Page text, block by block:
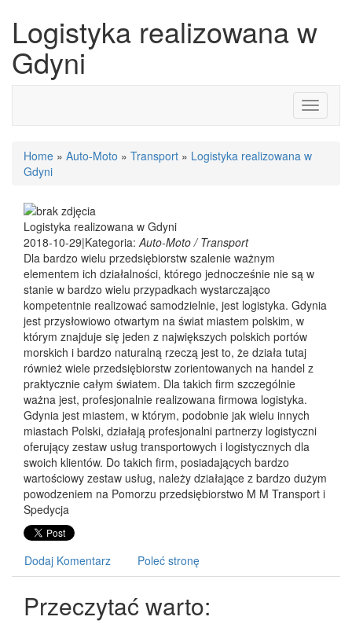
Logistyka realizowana w
Gdyni
Toggle
Home » Auto-Moto » Transport » Logistyka realizowana w
Gdyni
Logistyka realizowana w Gdyni
2018-10-29|Kategoria:Auto-Moto / Transport
Dla bardzo wielu przedsiębiorstw szalenie ważnym
elementem ich działalności, którego jednocześnie nie są w
stanie w bardzo wielu przypadkach wystarczająco
kompetentnie realizować samodzielnie, jest logistyka. Gdynia
jest przysłowiowo otwartym na świat miastem polskim, w
którym znajduje się jeden z największych polskich portów
morskich i bardzo naturalną rzeczą jest to, że działa tutaj
również wiele przedsiębiorstw zorientowanych na handel z
praktycznie całym światem. Dla takich firm szczególnie
ważna jest, profesjonalnie realizowana firmowa logistyka.
Gdynia jest miastem, w którym, podobnie jak wielu innych
miastach Polski, działają profesjonalni partnerzy logistyczni
oferujący zestaw usług transportowych i logistycznych dla
swoich klientów. Do takich firm, posiadających bardzo
wartościowy zestaw usług, należy działające z bardzo dużym
powodzeniem na Pomorzu przedsiębiorstwo M M Transport i
Spedycja
Dodaj Komentarz Poleć stronę
Przeczytać warto: